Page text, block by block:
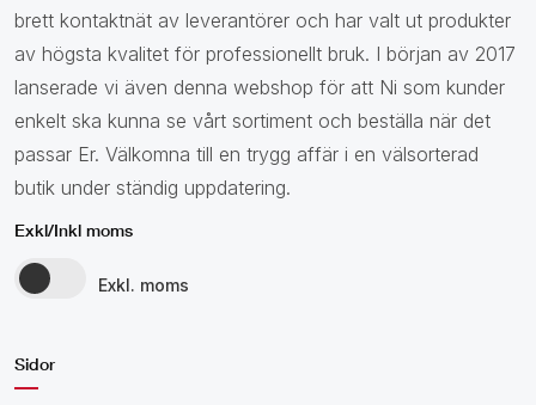
brett kontaktnät av leverantörer och har valt ut produkter
av högsta kvalitet för professionellt bruk. I början av 2017
lanserade vi även denna webshop för att Ni som kunder
enkelt ska kunna se vårt sortiment och beställa när det
passar Er. Välkomna till en trygg affär i en välsorterad
butik under ständig uppdatering.
Exkl/Inkl moms
Exkl. moms
Sidor